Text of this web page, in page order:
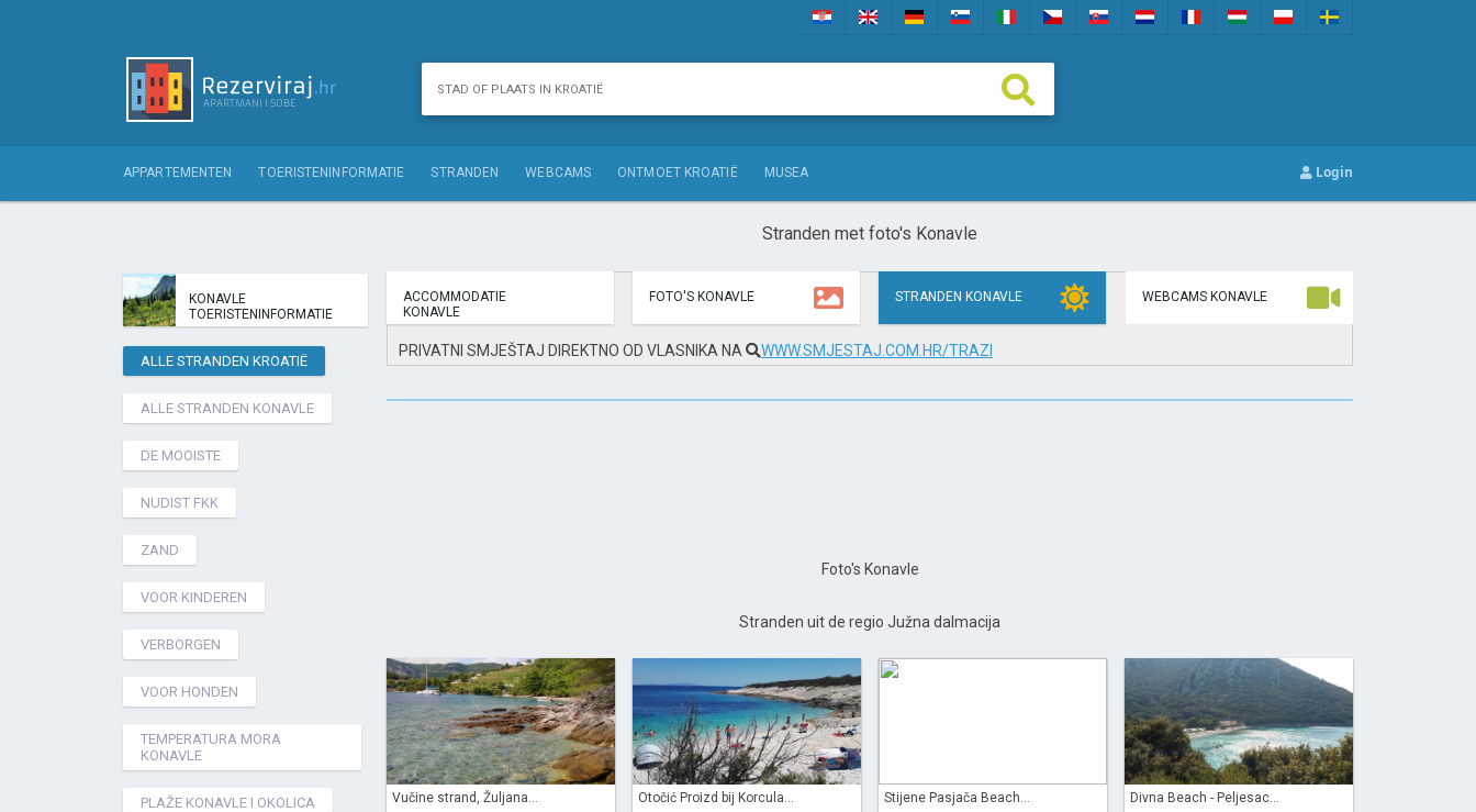
APPARTEMENTEN TOERISTENINFORMATIE STRANDEN WEBCAMS ONTMOET KROATIË MUSEA Login
KONAVLE
TOERISTENINFORMATIE
ALLE STRANDEN KROATIË
ALLE STRANDEN KONAVLE
DE MOOISTE
NUDIST FKK
ZAND
VOOR KINDEREN
VERBORGEN
VOOR HONDEN
TEMPERATURA MORA
KONAVLE
PLAŽE KONAVLE I OKOLICA
Stranden met foto's Konavle
ACCOMMODATIE
KONAVLE
FOTO'S KONAVLE STRANDEN KONAVLE WEBCAMS KONAVLE
PRIVATNI SMJEŠTAJ DIREKTNO OD VLASNIKA NA WWW.SMJESTAJ.COM.HR/TRAZI
Foto's Konavle
Stranden uit de regio Južna dalmacija
Vučine strand, Žuljana... Otočić Proizd bij Korcula... Stijene Pasjača Beach... Divna Beach - Peljesac...